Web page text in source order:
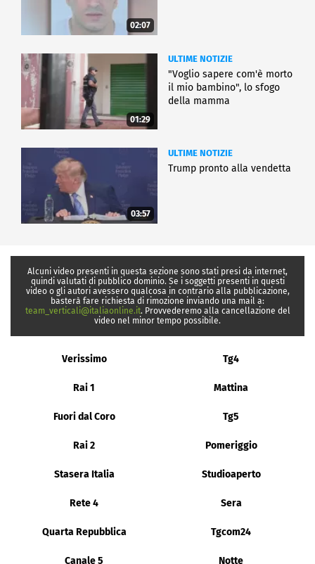
02:07
01:29
ULTIME NOTIZIE
"Voglio sapere com'è morto
il mio bambino", lo sfogo
della mamma
03:57
ULTIME NOTIZIE
Trump pronto alla vendetta
Alcuni video presenti in questa sezione sono stati presi da internet,
quindi valutati di pubblico dominio. Se i soggetti presenti in questi
video o gli autori avessero qualcosa in contrario alla pubblicazione,
basterà fare richiesta di rimozione inviando una mail a:
team_verticali@italiaonline.it. Provvederemo alla cancellazione del
video nel minor tempo possibile.
Verissimo Tg4
Rai 1 Mattina
Fuori dal Coro Tg5
Rai 2 Pomeriggio
Stasera Italia Studioaperto
Rete 4 Sera
Quarta Repubblica Tgcom24
Canale 5 Notte